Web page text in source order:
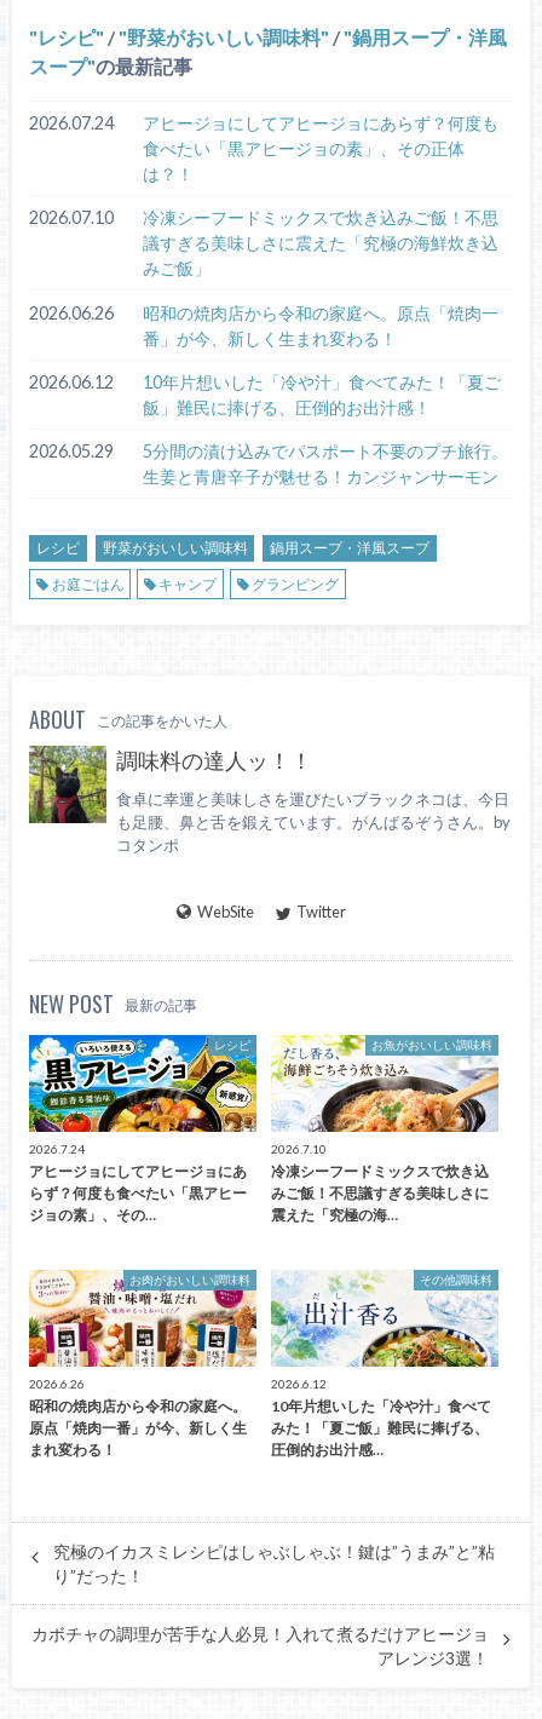
レシピ / 野菜がおいしい調味料 / 鍋用スープ・洋風
スープ の最新記事
2026.07.24
アヒージョにしてアヒージョにあらず？何度も
食べたい「黒アヒージョの素」、その正体
は？！
2026.07.10
冷凍シーフードミックスで炊き込みご飯！不思
議すぎる美味しさに震えた「究極の海鮮炊き込
みご飯」
2026.06.26
昭和の焼肉店から令和の家庭へ。原点「焼肉一
番」が今、新しく生まれ変わる！
2026.06.12
10年片想いした「冷や汁」食べてみた！「夏ご
飯」難民に捧げる、圧倒的お出汁感！
2026.05.29
5分間の漬け込みでパスポート不要のプチ旅行。
生姜と青唐辛子が魅せる！カンジャンサーモン
レシピ 野菜がおいしい調味料
鍋用スープ・洋風スープ
お庭ごはん
キャンプ グランピング
ABOUT この記事をかいた人
調味料の達人ッ！！
食卓に幸運と美味しさを運びたいブラックネコは、今日
も足腰、鼻と舌を鍛えています。がんばるぞうさん。by
コタンポ
WebSite Twitter
NEW POST 最新の記事
レシピ
2026.7.24
アヒージョにしてアヒージョにあ
らず？何度も食べたい「黒アヒー
ジョの素」、その…
お魚がおいしい調味料
2026.7.10
冷凍シーフードミックスで炊き込
みご飯！不思議すぎる美味しさに
震えた「究極の海…
お肉がおいしい調味料
2026.6.26
昭和の焼肉店から令和の家庭へ。
原点「焼肉一番」が今、新しく生
まれ変わる！
その他調味料
2026.6.12
10年片想いした「冷や汁」食べて
みた！「夏ご飯」難民に捧げる、
圧倒的お出汁感…
究極のイカスミレシピはしゃぶしゃぶ！鍵は”うまみ”と”粘
り”だった！
カボチャの調理が苦手な人必見！入れて煮るだけアヒージョ
アレンジ3選！